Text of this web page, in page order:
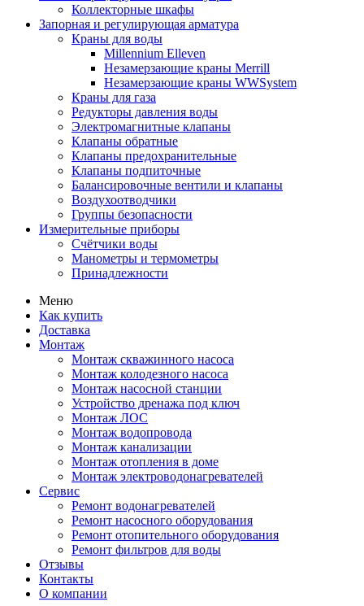
Коллекторные шкафы
Запорная и регулирующая арматура
Краны для воды
Millennium Elleven
Незамерзающие краны Merrill
Незамерзающие краны WWSystem
Краны для газа
Редукторы давления воды
Электромагнитные клапаны
Клапаны обратные
Клапаны предохранительные
Клапаны подпиточные
Балансировочные вентили и клапаны
Воздухоотводчики
Группы безопасности
Измерительные приборы
Счётчики воды
Манометры и термометры
Принадлежности
Меню
Как купить
Доставка
Монтаж
Монтаж скважинного насоса
Монтаж колодезного насоса
Монтаж насосной станции
Устройство дренажа под ключ
Монтаж ЛОС
Монтаж водопровода
Монтаж канализации
Монтаж отопления в доме
Монтаж электроводонагревателей
Сервис
Ремонт водонагревателей
Ремонт насосного оборудования
Ремонт отопительного оборудования
Ремонт фильтров для воды
Отзывы
Контакты
О компании